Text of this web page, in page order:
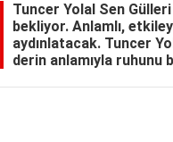
Tuncer Yolal Sen
bekliyor. Anlamlı,
aydınlatacak. Tuncer
derin anlamıyla ruhunu